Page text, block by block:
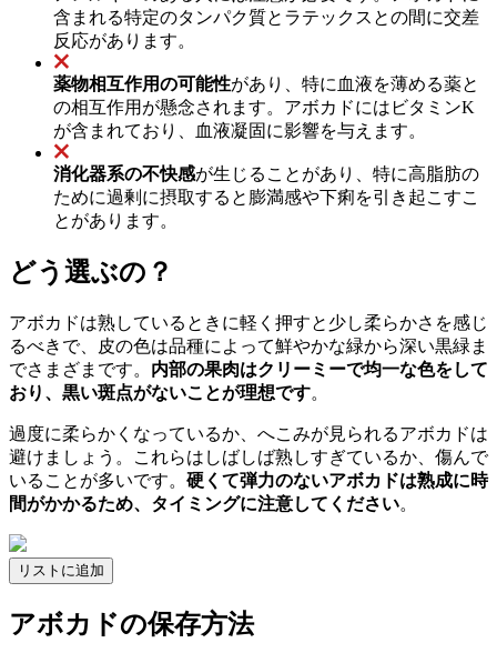
含まれる特定のタンパク質とラテックスとの間に交差
反応があります。
薬物相互作用の可能性があり、特に血液を薄める薬と
の相互作用が懸念されます。アボカドにはビタミンK
が含まれており、血液凝固に影響を与えます。
消化器系の不快感が生じることがあり、特に高脂肪の
ために過剰に摂取すると膨満感や下痢を引き起こすこ
とがあります。
どう選ぶの？
アボカドは熟しているときに軽く押すと少し柔らかさを感じ
るべきで、皮の色は品種によって鮮やかな緑から深い黒緑ま
でさまざまです。 内部の果肉はクリーミーで均一な色をして
おり、黒い斑点がないことが理想です。
過度に柔らかくなっているか、へこみが見られるアボカドは
避けましょう。これらはしばしば熟しすぎているか、傷んで
いることが多いです。 硬くて弾力のないアボカドは熟成に時
間がかかるため、タイミングに注意してください。
リストに追加
アボカドの保存方法